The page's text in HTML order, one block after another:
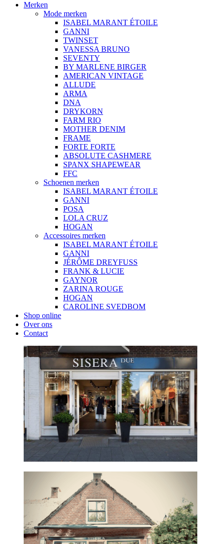
Merken
Mode merken
ISABEL MARANT ÉTOILE
GANNI
TWINSET
VANESSA BRUNO
SEVENTY
BY MARLENE BIRGER
AMERICAN VINTAGE
ALLUDE
ARMA
DNA
DRYKORN
FARM RIO
MOTHER DENIM
FRAME
FORTE FORTE
ABSOLUTE CASHMERE
SPANX SHAPEWEAR
FFC
Schoenen merken
ISABEL MARANT ÉTOILE
GANNI
POSA
LOLA CRUZ
HOGAN
Accessoires merken
ISABEL MARANT ÉTOILE
GANNI
JÉRÔME DREYFUSS
FRANK & LUCIE
GAYNOR
ZARINA ROUGE
HOGAN
CAROLINE SVEDBOM
Shop online
Over ons
Contact